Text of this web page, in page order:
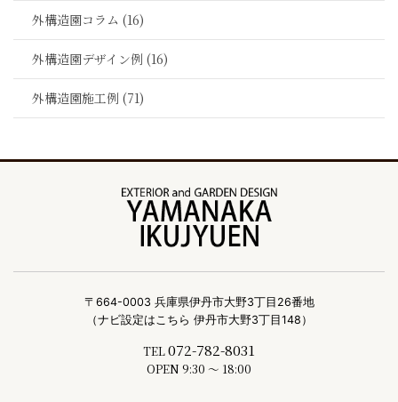
外構造園コラム (16)
外構造園デザイン例 (16)
外構造園施工例 (71)
〒664-0003 兵庫県伊丹市大野3丁目26番地
（ナビ設定はこちら 伊丹市大野3丁目148）
TEL072-782-8031
OPEN 9:30 ～ 18:00